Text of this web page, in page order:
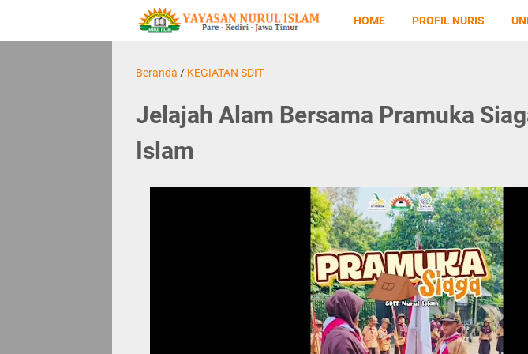
HOME PROFIL NURIS
Beranda / KEGIATAN SDIT
Jelajah Alam Bersama Pramuka
Islam